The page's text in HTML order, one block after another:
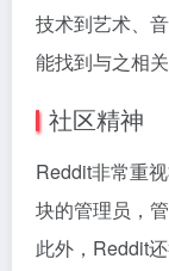
技术到艺术、
能找到与之相
社区精神
Reddit非常重
块的管理员，
此外，Reddit